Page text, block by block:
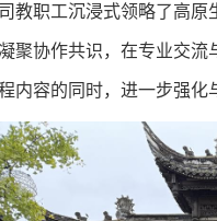
教职工沉浸式领略了高原
聚协作共识， 在专业交流
内容的同时， 进一步强化